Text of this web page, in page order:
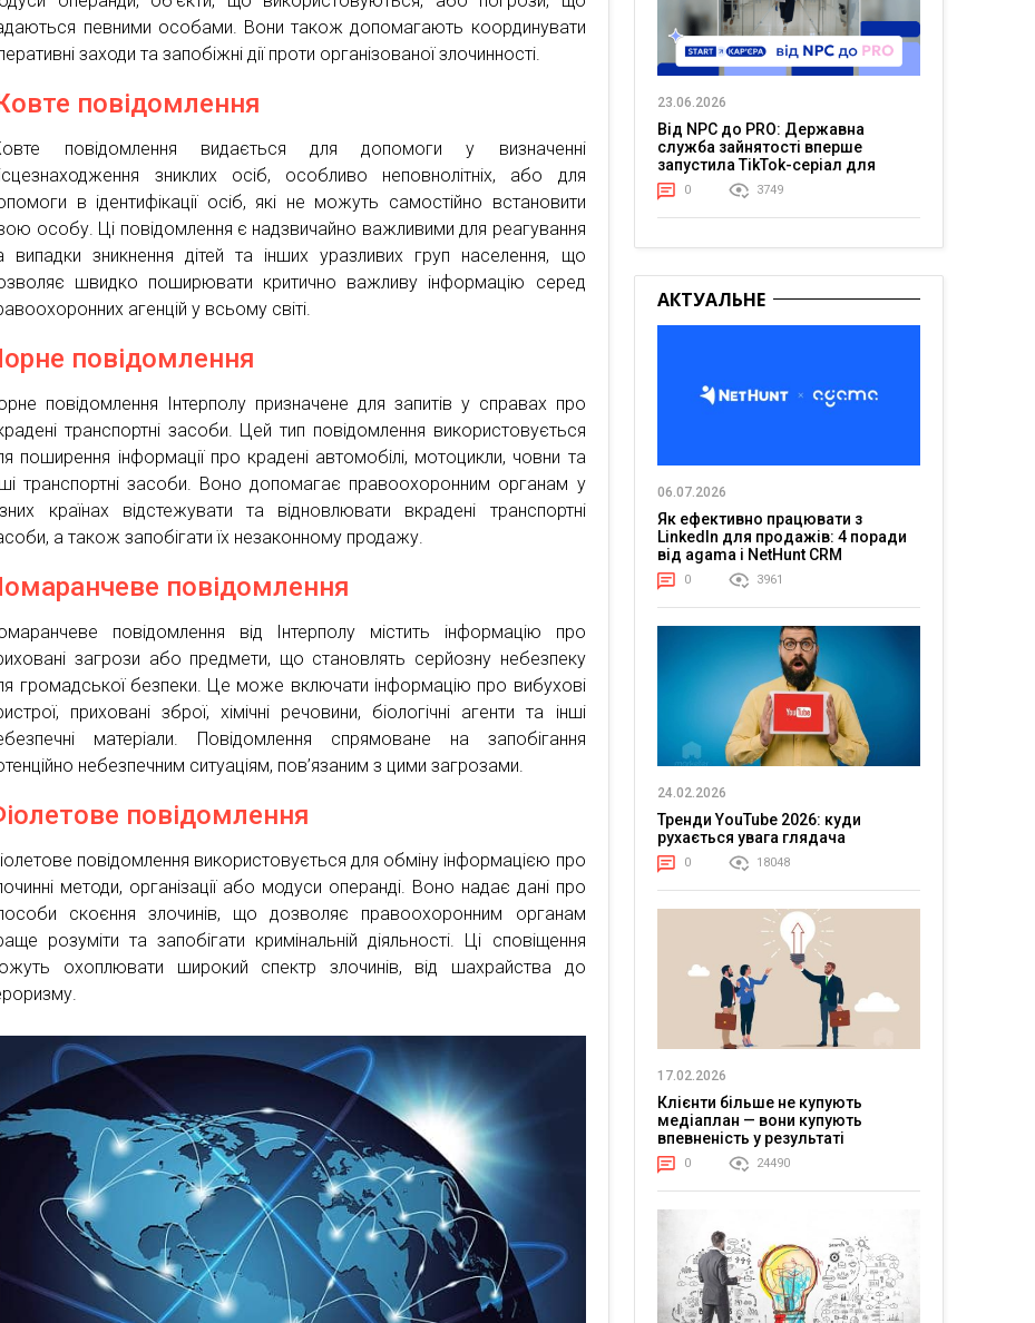
певними особами. Вони також допомагають координувати
заходи та запобіжні дії проти організованої злочинності.
повідомлення
повідомлення видається для допомоги у визначенні
зниклих осіб, особливо неповнолітніх, або для
в ідентифікації осіб, які не можуть самостійно встановити
особу. Ці повідомлення є надзвичайно важливими для реагування
випадки зникнення дітей та інших уразливих груп населення, що
швидко поширювати критично важливу інформацію серед
агенцій у всьому світі.
повідомлення
повідомлення Інтерполу призначене для запитів у справах про
транспортні засоби. Цей тип повідомлення використовується
поширення інформації про крадені автомобілі, мотоцикли, човни та
транспортні засоби. Воно допомагає правоохоронним органам у
країнах відстежувати та відновлювати вкрадені транспортні
а також запобігати їх незаконному продажу.
повідомлення
повідомлення від Інтерполу містить інформацію про
загрози або предмети, що становлять серйозну небезпеку
громадської безпеки. Це може включати інформацію про вибухові
приховані зброї, хімічні речовини, біологічні агенти та інші
матеріали. Повідомлення спрямоване на запобігання
небезпечним ситуаціям, пов’язаним з цими загрозами.
повідомлення
повідомлення використовується для обміну інформацією про
методи, організації або модуси операнді. Воно надає дані про
скоєння злочинів, що дозволяє правоохоронним органам
розуміти та запобігати кримінальній діяльності. Ці сповіщення
охоплювати широкий спектр злочинів, від шахрайства до
23.06.2026
Від NPC до PRO: Державна
служба зайнятості вперше
запустила TikTok-серіал для
молоді
0 3749
АКТУАЛЬНЕ
06.07.2026
Як ефективно працювати з
LinkedIn для продажів: 4 поради
від agama і NetHunt CRM
0 3961
24.02.2026
Тренди YouTube 2026: куди
рухається увага глядача
0 18048
17.02.2026
Клієнти більше не купують
медіаплан — вони купують
впевненість у результаті
0 24490